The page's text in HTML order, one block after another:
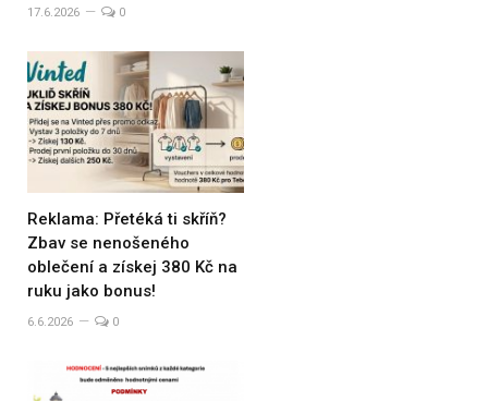
17.6.2026 0
Reklama: Přetéká ti skříň?
Zbav se nenošeného
oblečení a získej 380 Kč na
ruku jako bonus!
6.6.2026 0